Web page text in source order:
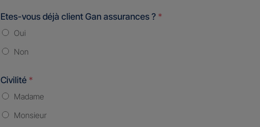
Etes-vous déjà client Gan assurances ? *
Oui
Non
Civilité *
Madame
Monsieur